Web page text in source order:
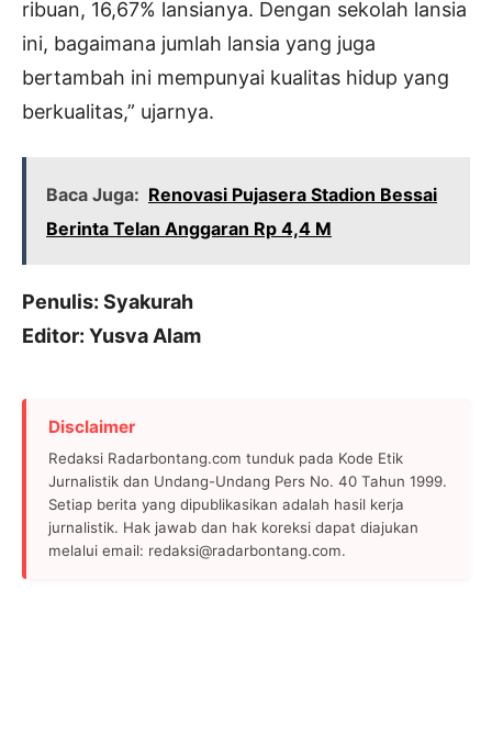
ribuan, 16,67% lansianya. Dengan sekolah lansia
ini, bagaimana jumlah lansia yang juga
bertambah ini mempunyai kualitas hidup yang
berkualitas,” ujarnya.
Baca Juga: Renovasi Pujasera Stadion Bessai
Berinta Telan Anggaran Rp 4,4 M
Penulis: Syakurah
Editor: Yusva Alam
Disclaimer
Redaksi Radarbontang.com tunduk pada Kode Etik
Jurnalistik dan Undang-Undang Pers No. 40 Tahun 1999.
Setiap berita yang dipublikasikan adalah hasil kerja
jurnalistik. Hak jawab dan hak koreksi dapat diajukan
melalui email: redaksi@radarbontang.com.